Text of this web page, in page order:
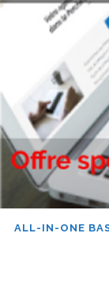
ALL-IN-ONE